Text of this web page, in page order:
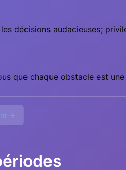
décisions audacieuses;
que chaque obstacle est
→